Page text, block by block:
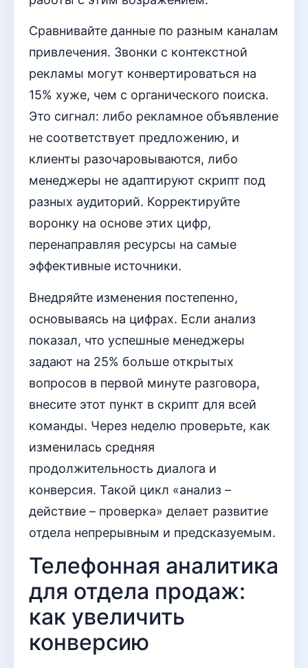
Сравнивайте данные по разным каналам
привлечения. Звонки с контекстной
рекламы могут конвертироваться на
15% хуже, чем с органического поиска.
Это сигнал: либо рекламное объявление
не соответствует предложению, и
клиенты разочаровываются, либо
менеджеры не адаптируют скрипт под
разных аудиторий. Корректируйте
воронку на основе этих цифр,
перенаправляя ресурсы на самые
эффективные источники.
Внедряйте изменения постепенно,
основываясь на цифрах. Если анализ
показал, что успешные менеджеры
задают на 25% больше открытых
вопросов в первой минуте разговора,
внесите этот пункт в скрипт для всей
команды. Через неделю проверьте, как
изменилась средняя
продолжительность диалога и
конверсия. Такой цикл «анализ –
действие – проверка» делает развитие
отдела непрерывным и предсказуемым.
Телефонная аналитика
для отдела продаж:
как увеличить
конверсию